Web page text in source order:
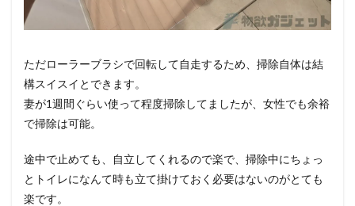
ただローラーブラシで回転して自走するため、掃除自体は結
構スイスイとできます。
妻が1週間ぐらい使って程度掃除してましたが、女性でも余裕
で掃除は可能。
途中で止めても、自立してくれるので楽で、掃除中にちょっ
とトイレになんて時も立て掛けておく必要はないのがとても
楽です。